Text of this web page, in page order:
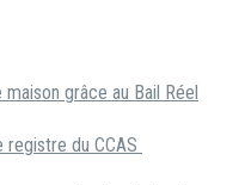
grâce au Bail Réel
registre du CCAS